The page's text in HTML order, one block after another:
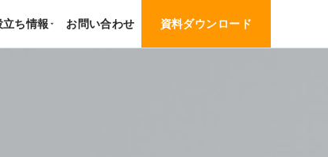
立ち情報 › お問い合わせ 資料ダウンロード